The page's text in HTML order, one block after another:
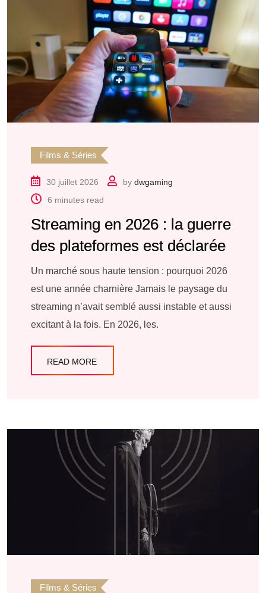
Films & Séries
30 juillet 2026 by dwgaming
6 minutes read
Streaming en 2026 : la guerre
des plateformes est déclarée
Un marché sous haute tension : pourquoi 2026
est une année charnière Jamais le paysage du
streaming n’avait semblé aussi instable et aussi
excitant à la fois. En 2026, les.
READ MORE
Films & Séries